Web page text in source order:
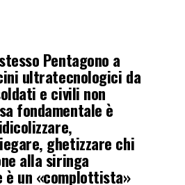
Pentagono a
ultratecnologici da
e civili non
fondamentale è
ghetizzare chi
alla siringa
è un «complottista»